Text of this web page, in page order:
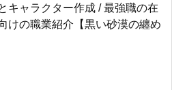
キャラクター作成 / 最強職の在
けの職業紹介【黒い砂漠の纏め